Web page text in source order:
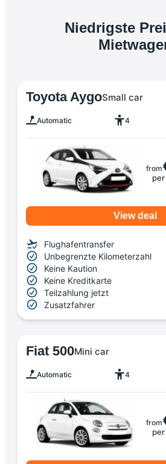
Niedrigste
Toyota AygoSmall car
Automatic 4
from
View deal
Flughafentransfer
Unbegrenzte Kilometerzahl
Keine Kaution
Keine Kreditkarte
Teilzahlung jetzt
Zusatzfahrer
Fiat 500Mini car
Automatic 4
from